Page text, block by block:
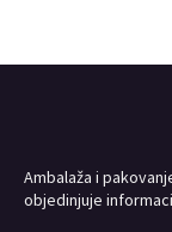
Ambalaža i
objedinjuje